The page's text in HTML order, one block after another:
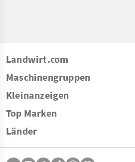
Landwirt.com
Maschinengruppen
Kleinanzeigen
Top Marken
Länder